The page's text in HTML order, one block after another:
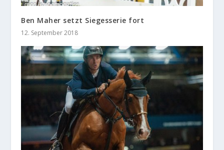
Ben Maher setzt Siegesserie fort
12. September 2018